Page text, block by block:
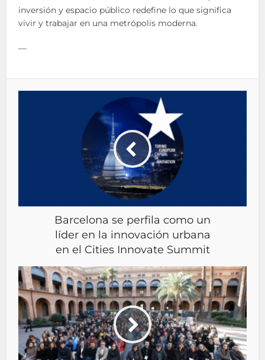
inversión y espacio público redefine lo que significa
vivir y trabajar en una metrópolis moderna.
—
Barcelona se perfila como un
líder en la innovación urbana
en el Cities Innovate Summit